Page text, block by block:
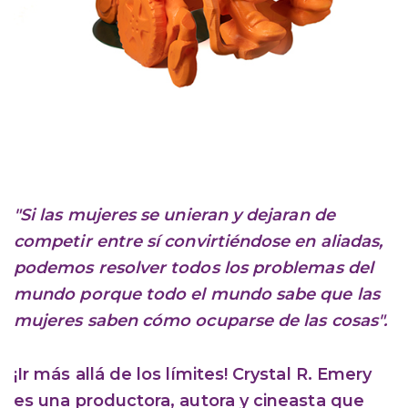
"Si las mujeres se unieran y dejaran de
competir entre sí convirtiéndose en aliadas,
podemos resolver todos los problemas del
mundo porque todo el mundo sabe que las
mujeres saben cómo ocuparse de las cosas".
¡Ir más allá de los límites! Crystal R. Emery
es una productora, autora y cineasta que